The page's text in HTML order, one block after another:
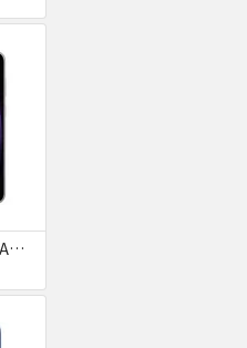
Galaxy S23 SC-51D SAMSUNG docomo 送料無料